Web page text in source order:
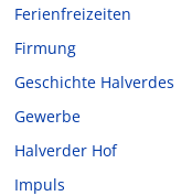
Ferienfreizeiten
Firmung
Geschichte Halverdes
Gewerbe
Halverder Hof
Impuls